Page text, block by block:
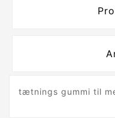
tætnings gummi til